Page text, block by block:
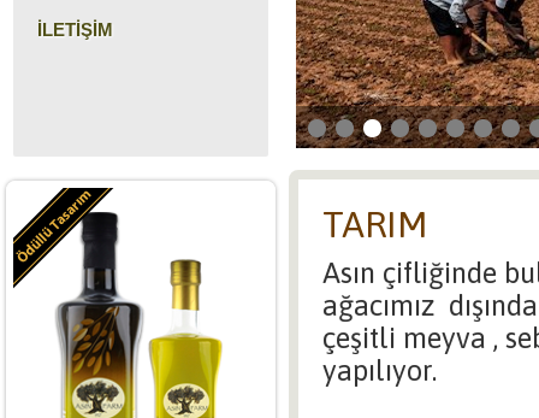
İLETİŞİM
TARIM
Asın çifliğinde
ağacımız
çeşitli meyva ,
yapılıyor.